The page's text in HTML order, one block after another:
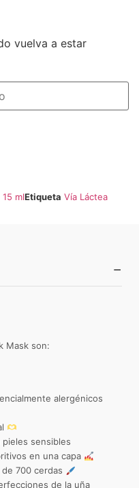
vuelva a estar
mlEtiqueta Vía Láctea
−
Mask son:
alergénicos
pieles sensibles
en una capa
de 700 cerdas
de la uña